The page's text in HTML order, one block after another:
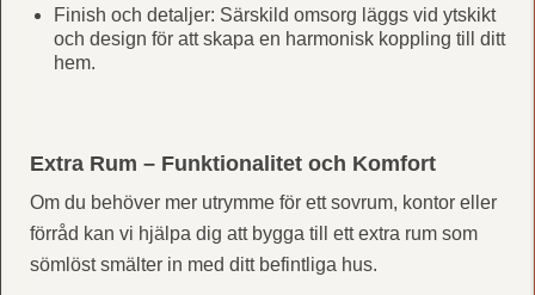
Finish och detaljer: Särskild omsorg läggs vid ytskikt
och design för att skapa en harmonisk koppling till ditt
hem.
Extra Rum – Funktionalitet och Komfort
Om du behöver mer utrymme för ett sovrum, kontor eller
förråd kan vi hjälpa dig att bygga till ett extra rum som
sömlöst smälter in med ditt befintliga hus.